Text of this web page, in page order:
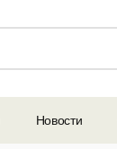
Новости